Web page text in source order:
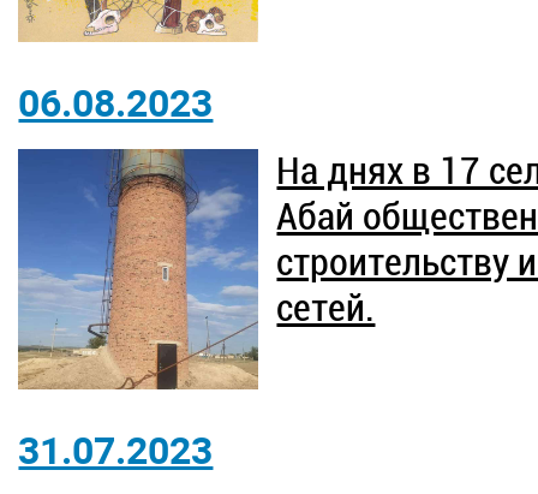
06.08.2023
На днях в 17
Абай
строительству
сетей.
31.07.2023